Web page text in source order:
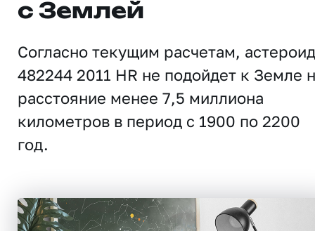
с Землей
Согласно текущим расчетам, астероид
482244 2011 HR не подойдет к Земле
расстояние менее 7,5 миллиона
километров в период с 1900 по 2200
год.